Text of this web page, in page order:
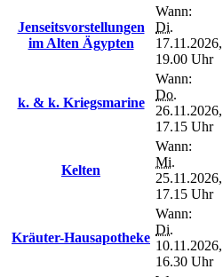
Jenseitsvorstellungen
im Alten Ägypten
Wann:
Di.
17.11.2026,
19.00 Uhr
k. & k. Kriegsmarine
Wann:
Do.
26.11.2026,
17.15 Uhr
Kelten
Wann:
Mi.
25.11.2026,
17.15 Uhr
Kräuter-Hausapotheke
Wann:
Di.
10.11.2026,
16.30 Uhr